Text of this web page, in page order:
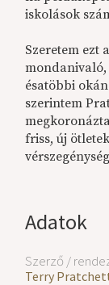
Adatok
Szerző /
Terry
iskolások
Szeretem ezt
mondanivaló,
ésatöbbi
szerintem
friss, új